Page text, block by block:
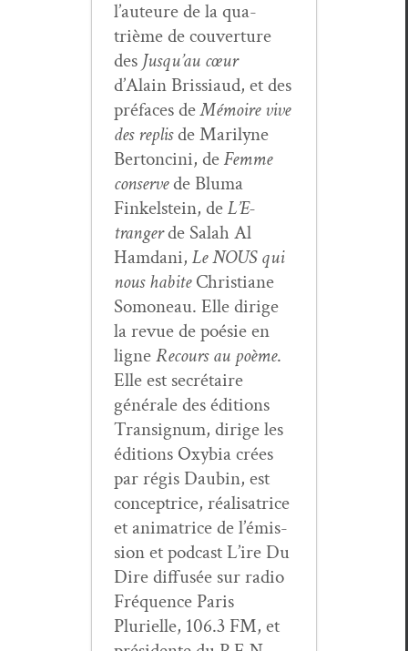
l’auteure de la qua­
trième de cou­ver­ture
des Jusqu’au cœur
d’Alain Bris­si­aud, et des
pré­faces deMémoire vive
des replisde Mar­i­lyne
Bertonci­ni, deFemme
con­servede Bluma
Finkel­stein, deL’E­
trangerde Salah Al
Ham­dani, Le NOUS qui
nous habiteChris­tiane
Somoneau. Elle dirige
la revue de poésie en
ligneRecours au poème.
Elle est secré­taire
générale des édi­tions
Tran­signum, dirige les
édi­tions Oxy­bia crées
par régis Daubin, est
con­cep­trice, réal­isatrice
et ani­ma­trice de l’émis­
sion et pod­cast L’ire Du
Dire dif­fusée sur radio
Fréquence Paris
Plurielle, 106.3 FM, et